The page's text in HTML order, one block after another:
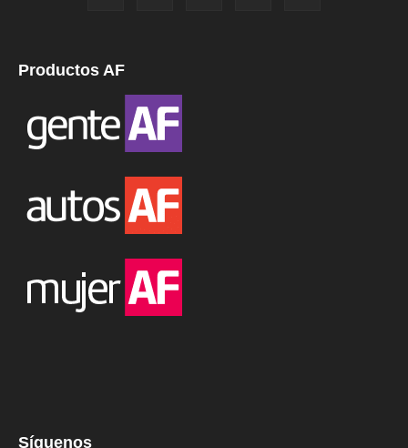
Productos AF
Síguenos